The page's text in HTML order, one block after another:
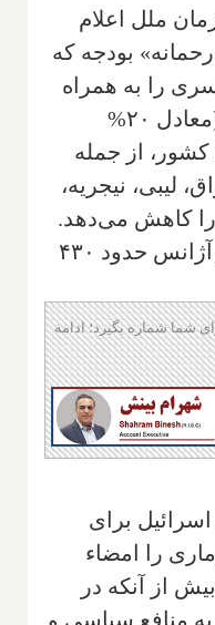
ملل اعلام
بودجه که
دلار کسری را به همراه
داشته، ۲,۶۰۰ کارمند خود (معادل ۲۰%
کارمندانش) در بیش از ۶۰ کشور، از جمله
لیبی، نیجریه،
را کاهش می‌دهد.
بودجه کلی سال ۲۰۲۵ این آژانس حدود ۴۳۰
شما شماره بگیرد؛ ادامه
برای
را امضاء
از آنکه در
منافع سیاسی و